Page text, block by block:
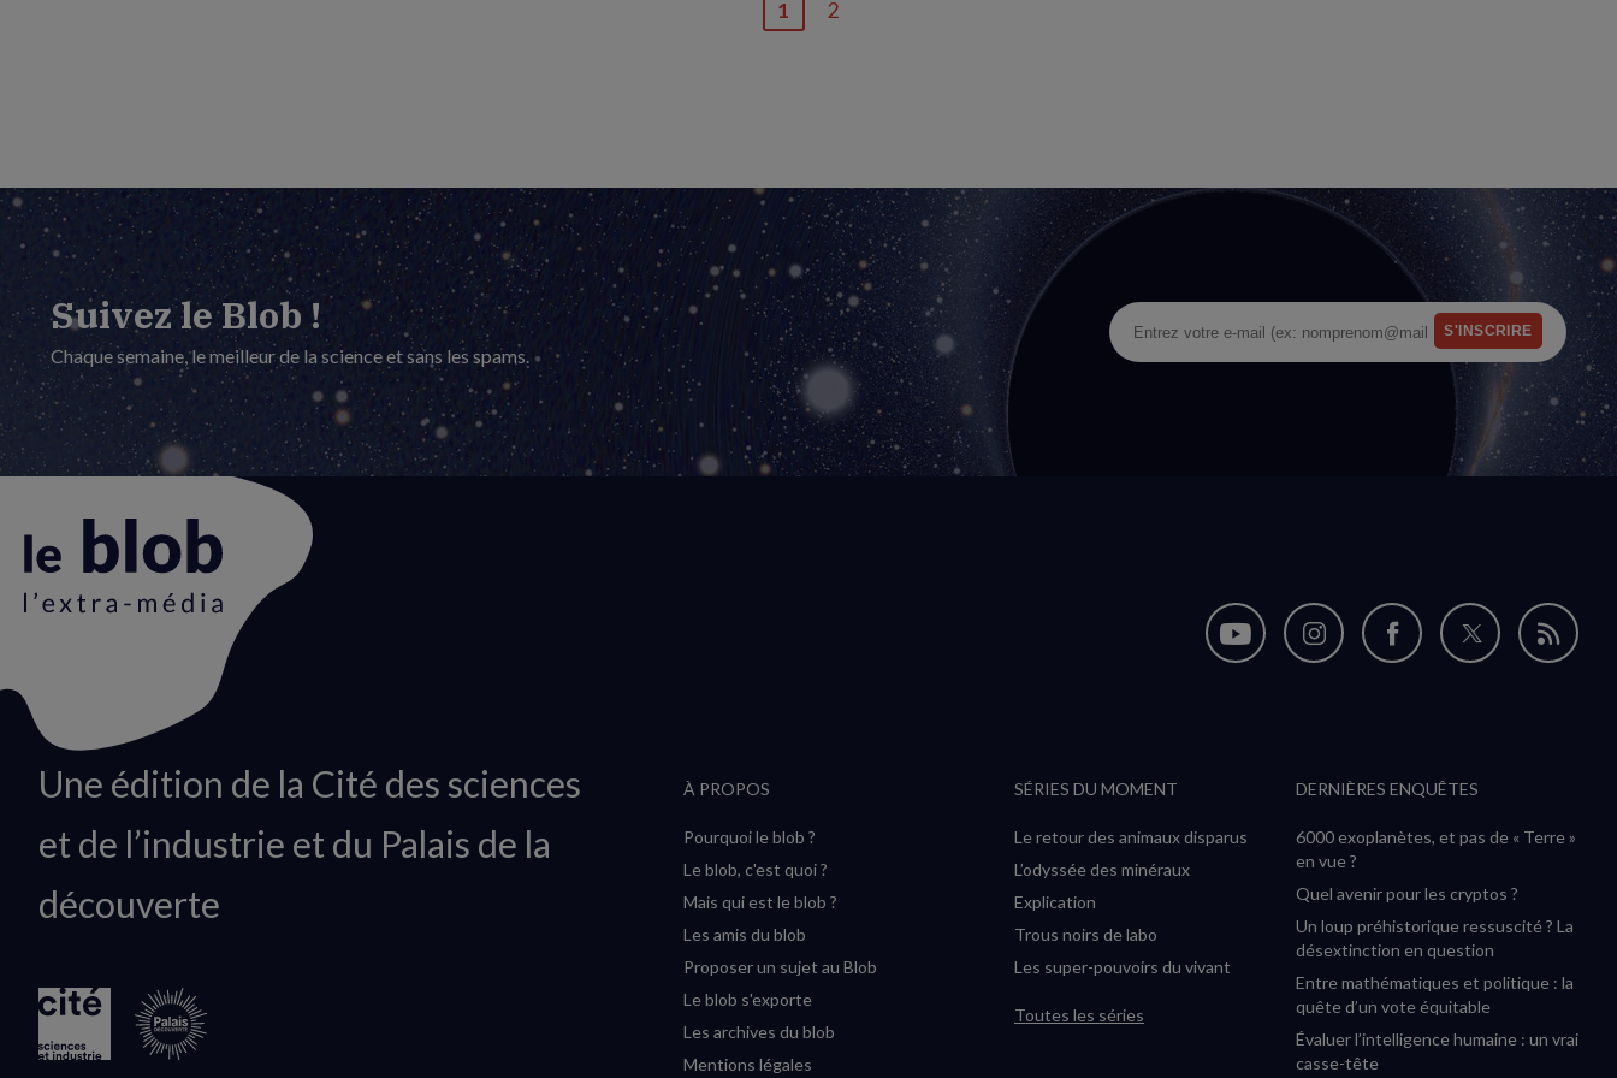
Page
1
Dernière
2
Suivez le Blob !
Chaque semaine, le meilleur de la science et sans les spams.
Animation
logo
Une édition de la Cité des sciences
et de l’industrie et du Palais de la
découverte
Nous
(nouvelle
fenêtre)
Nous
(nouvelle
fenêtre)
Nous
(nouvelle
fenêtre)
Nous
(nouvelle
fenêtre)
Flux
À PROPOS
Pourquoi le blob ?
Le blob, c'est quoi ?
Mais qui est le blob ?
Les amis du blob
Proposer un sujet au Blob
Le blob s'exporte
Les archives du blob
Mentions légales
SÉRIES DU MOMENT
Le retour des animaux disparus
L’odyssée des minéraux
Explication
Trous noirs de labo
Les super-pouvoirs du vivant
Toutes les séries
DERNIÈRES ENQUÊTES
6000 exoplanètes, et pas de « Terre »
en vue ?
Quel avenir pour les cryptos ?
Un loup préhistorique ressuscité ? La
désextinction en question
Entre mathématiques et politique : la
quête d’un vote équitable
Évaluer l’intelligence humaine : un vrai
casse-tête